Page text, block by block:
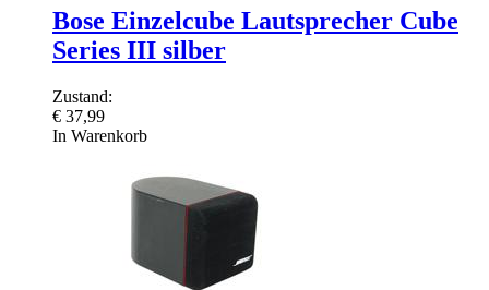
Bose Einzelcube Lautsprecher Cube
Series III silber
Zustand:
€ 37,99
In Warenkorb